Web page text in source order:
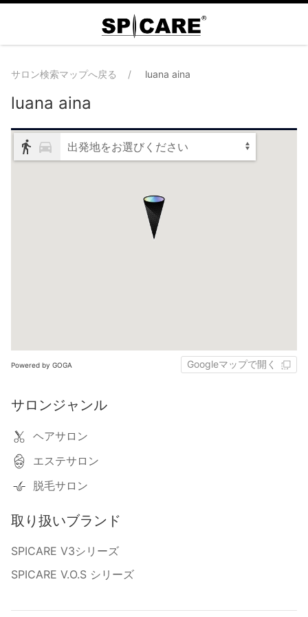
サロン検索マップへ戻る luana aina
luana aina
出発地をお選びください
Powered by GOGA Googleマップで開く
サロンジャンル
ヘアサロン
エステサロン
脱毛サロン
取り扱いブランド
SPICARE V3シリーズ
SPICARE V.O.S シリーズ